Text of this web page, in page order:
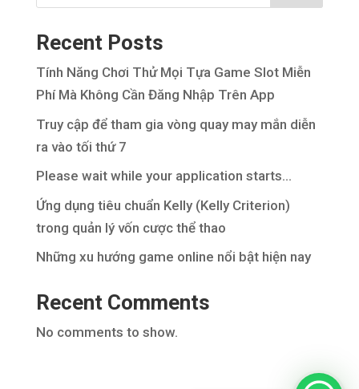
Recent Posts
Tính Năng Chơi Thử Mọi Tựa Game Slot Miễn
Phí Mà Không Cần Đăng Nhập Trên App
Truy cập để tham gia vòng quay may mắn diễn
ra vào tối thứ 7
Please wait while your application starts…
Ứng dụng tiêu chuẩn Kelly (Kelly Criterion)
trong quản lý vốn cược thể thao
Những xu hướng game online nổi bật hiện nay
Recent Comments
No comments to show.